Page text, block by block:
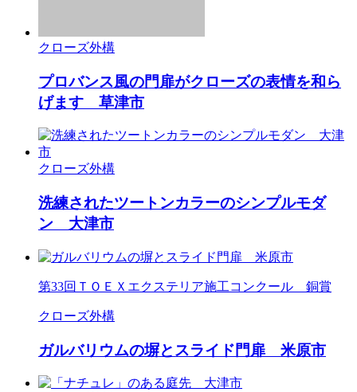
クローズ外構
プロバンス風の門扉がクローズの表情を和ら
げます 草津市
クローズ外構
洗練されたツートンカラーのシンプルモダ
ン 大津市
第33回ＴＯＥＸエクステリア施工コンクール 銅賞
クローズ外構
ガルバリウムの塀とスライド門扉 米原市